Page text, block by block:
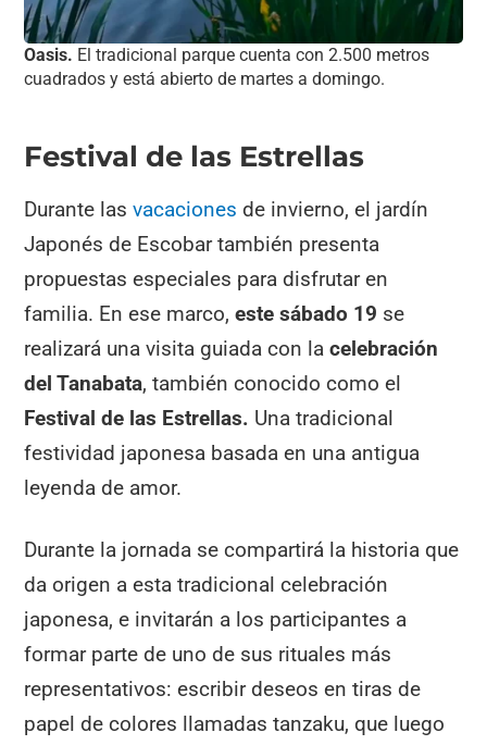
Oasis. El tradicional parque cuenta con 2.500 metros
cuadrados y está abierto de martes a domingo.
Festival de las Estrellas
Durante lasvacaciones de invierno, el jardín
Japonés de Escobar también presenta
propuestas especiales para disfrutar en
familia. En ese marco,este sábado 19 se
realizará una visita guiada con la celebración
del Tanabata, también conocido como el
Festival de las Estrellas. Una tradicional
festividad japonesa basada en una antigua
leyenda de amor.
Durante la jornada se compartirá la historia que
da origen a esta tradicional celebración
japonesa, e invitarán a los participantes a
formar parte de uno de sus rituales más
representativos: escribir deseos en tiras de
papel de colores llamadas tanzaku, que luego